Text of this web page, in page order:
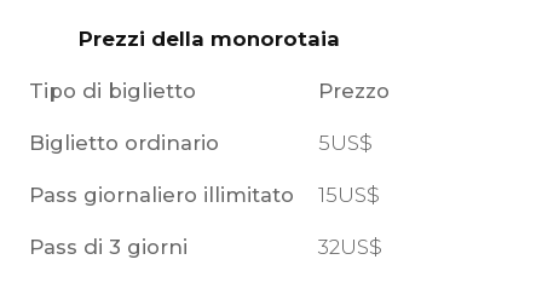
Prezzi della monorotaia
Tipo di biglietto Prezzo
Biglietto ordinario 5US$
Pass giornaliero illimitato 15US$
Pass di 3 giorni 32US$